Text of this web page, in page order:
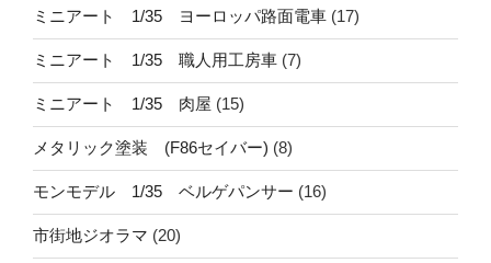
ミニアート 1/35 ヨーロッパ路面電車 (17)
ミニアート 1/35 職人用工房車 (7)
ミニアート 1/35 肉屋 (15)
メタリック塗装 (F86セイバー) (8)
モンモデル 1/35 ベルゲパンサー (16)
市街地ジオラマ (20)